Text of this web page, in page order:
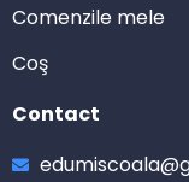
Comenzile mele
Coş
Contact